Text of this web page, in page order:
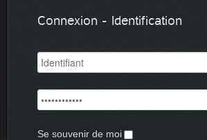
Connexion - Identification
Se souvenir de moi